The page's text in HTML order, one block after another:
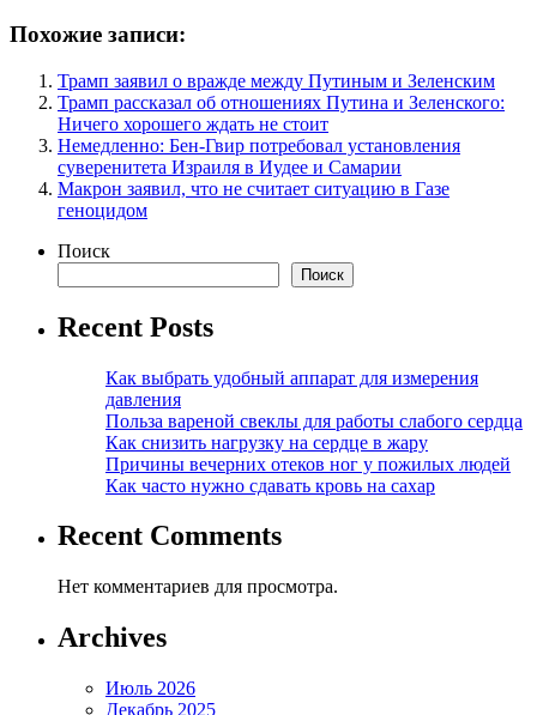
Похожие записи:
Трамп заявил о вражде между Путиным и Зеленским
Трамп рассказал об отношениях Путина и Зеленского:
Ничего хорошего ждать не стоит
Немедленно: Бен-Гвир потребовал установления
суверенитета Израиля в Иудее и Самарии
Макрон заявил, что не считает ситуацию в Газе
геноцидом
Поиск
Поиск
Recent Posts
Как выбрать удобный аппарат для измерения
давления
Польза вареной свеклы для работы слабого сердца
Как снизить нагрузку на сердце в жару
Причины вечерних отеков ног у пожилых людей
Как часто нужно сдавать кровь на сахар
Recent Comments
Нет комментариев для просмотра.
Archives
Июль 2026
Декабрь 2025